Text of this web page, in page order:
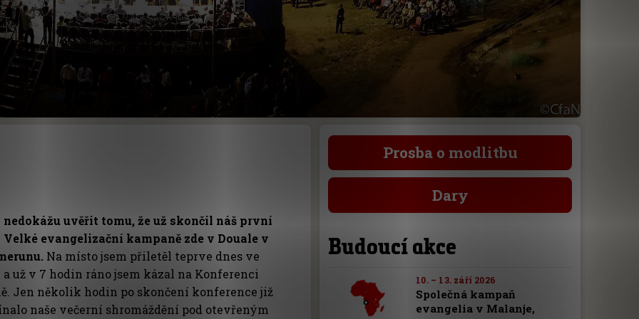
uvěřit tomu, že už skončil náš první
Velké evangelizační kampaně zde v Douale v
Na místo jsem přiletěl teprve dnes ve
a už v 7 hodin ráno jsem kázal na Konferenci
Jen několik hodin po skončení konference již
naše večerní shromáždění pod otevřeným
Prosba o modlitbu
Dary
Budoucí akce
10. – 13. září 2026
Společná kampaň
evangelia v Malanje,